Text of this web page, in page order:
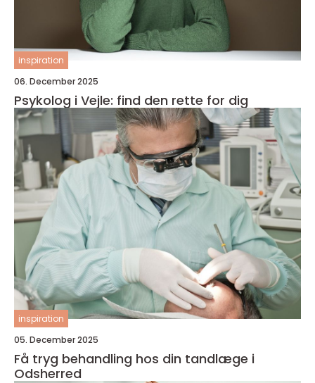
inspiration
06. December 2025
Psykolog i Vejle: find den rette for dig
inspiration
05. December 2025
Få tryg behandling hos din tandlæge i
Odsherred